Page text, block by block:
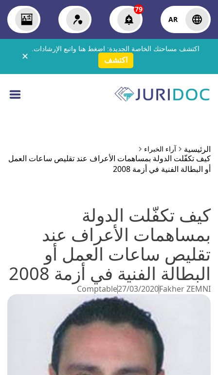
AR
79
اكتشف مساحتك الخاصة الجديدة: اضغط هنا واتبع الإرشادات.
اكتشف ✕
الرئيسية آراء الخبراء
كيف تكفّلت الدولة بمساهمات الأعراف عند تقليص ساعات العمل
أو البطالة الفنية في أزمة 2008
كيف تكفّلت الدولة
بمساهمات الأعراف عند
تقليص ساعات العمل أو
البطالة الفنية في أزمة 2008
Fakher ZEMNI
27/03/2020
Comptable